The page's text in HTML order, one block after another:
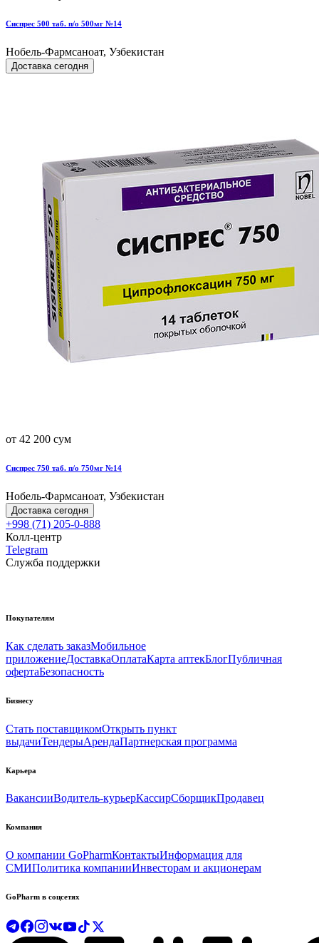
Сиспрес 500 таб. п/о 500мг №14
Нобель-Фармсаноат, Узбекистан
Доставка сегодня
от 42 200 сум
Сиспрес 750 таб. п/о 750мг №14
Нобель-Фармсаноат, Узбекистан
Доставка сегодня
+998 (71) 205-0-888
Колл-центр
Telegram
Служба поддержки
Покупателям
Как сделать заказМобильное
приложениеДоставкаОплатаКарта аптекБлогПубличная
офертаБезопасность
Бизнесу
Стать поставщикомОткрыть пункт
выдачиТендерыАрендаПартнерская программа
Карьера
ВакансииВодитель-курьерКассирСборщикПродавец
Компания
О компании GoPharmКонтактыИнформация для
СМИПолитика компанииИнвесторам и акционерам
GoPharm в соцсетях